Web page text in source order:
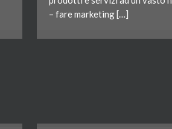
– fare marketing […]